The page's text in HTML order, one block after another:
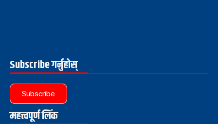
Subscribe गर्नुहोस्
Subscribe
महत्त्वपूर्ण लिंक